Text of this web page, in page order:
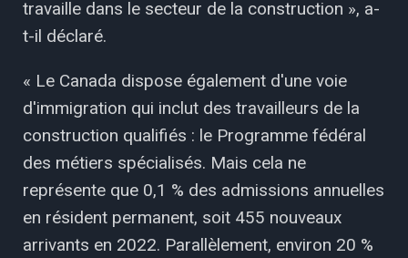
travaille dans le secteur de la construction », a-
t-il déclaré.
« Le Canada dispose également d'une voie
d'immigration qui inclut des travailleurs de la
construction qualifiés : le Programme fédéral
des métiers spécialisés. Mais cela ne
représente que 0,1 % des admissions annuelles
en résident permanent, soit 455 nouveaux
arrivants en 2022. Parallèlement, environ 20 %